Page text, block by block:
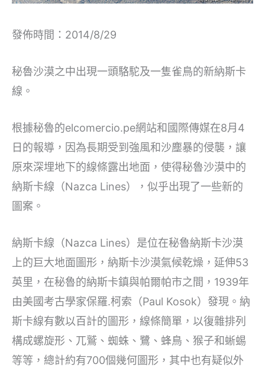
發佈時間：2014/8/29
秘魯沙漠之中出現一頭駱駝及一隻雀鳥的新納斯卡
線。
根據秘魯的elcomercio.pe網站和國際傳媒在8月4
日的報導，因為長期受到強風和沙塵暴的侵襲，讓
原來深埋地下的線條露出地面，使得秘魯沙漠中的
納斯卡線（Nazca Lines），似乎出現了一些新的
圖案。
納斯卡線（Nazca Lines）是位在秘魯納斯卡沙漠
上的巨大地面圖形，納斯卡沙漠氣候乾燥，延伸53
英里，在秘魯的納斯卡鎮與帕爾帕市之間，1939年
由美國考古學家保羅.柯索（Paul Kosok）發現。納
斯卡線有數以百計的圖形，線條簡單，以復雜排列
構成螺旋形、兀鷲、蜘蛛、鷺、蜂鳥、猴子和蜥蜴
等等，總計約有700個幾何圖形，其中也有疑似外